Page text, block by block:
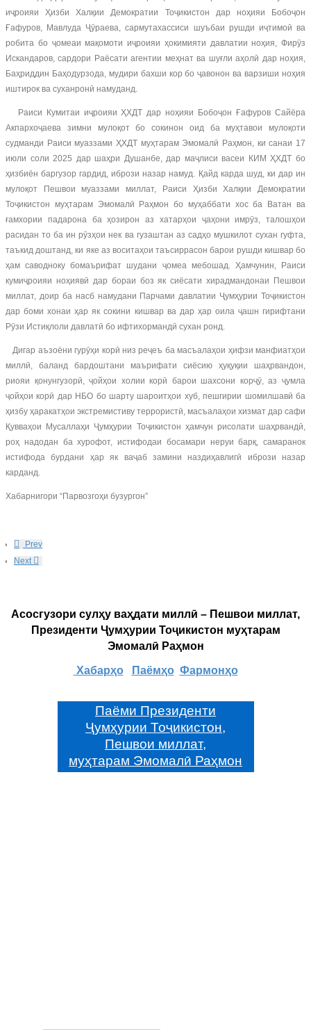
иҷроияи Ҳизби Халқии Демократии Тоҷикистон дар ноҳияи Бобоҷон
Ғафуров, Мавлуда Ҷӯраева, сармутахассиси шуъбаи рушди иҷтимоӣ ва
робита бо ҷомеаи мақомоти иҷроияи ҳокимияти давлатии ноҳия, Фирӯз
Искандаров, сардори Раёсати агентии меҳнат ва шуғли аҳолӣ дар ноҳия,
Баҳриддин Баҳодурзода, мудири бахши кор бо ҷавонон ва варзиши ноҳия
иштирок ва суханронӣ намуданд.
Раиси Кумитаи иҷроияи ҲХДТ дар ноҳияи Бобоҷон Ғафуров Сайёра
Акпархоҷаева зимни мулоқот бо сокинон оид ба муҳтавои мулоқоти
судманди Раиси муаззами ҲХДТ муҳтарам Эмомалӣ Раҳмон, ки санаи 17
июли соли 2025 дар шаҳри Душанбе, дар маҷлиси васеи КИМ ҲХДТ бо
ҳизбиён баргузор гардид, ибрози назар намуд. Қайд карда шуд, ки дар ин
мулоқот Пешвои муаззами миллат, Раиси Ҳизби Халқии Демократии
Тоҷикистон муҳтарам Эмомалӣ Раҳмон бо муҳаббати хос ба Ватан ва
ғамхории падарона ба ҳозирон аз хатарҳои ҷаҳони имрӯз, талошҳои
расидан то ба ин рӯзҳои нек ва гузаштан аз садҳо мушкилот сухан гуфта,
таъкид доштанд, ки яке аз воситаҳои таъсиррасон барои рушди кишвар бо
ҳам саводноку бомаърифат шудани ҷомеа мебошад. Ҳамчунин, Раиси
кумиҷроияи ноҳиявӣ дар бораи боз як сиёсати хирадмандонаи Пешвои
миллат, доир ба насб намудани Парчами давлатии Ҷумҳурии Тоҷикистон
дар боми хонаи ҳар як сокини кишвар ва дар ҳар оила ҷашн гирифтани
Рӯзи Истиқлоли давлатӣ бо ифтихормандӣ сухан ронд.
Дигар аъзоёни гурӯҳи корӣ низ реҷеъ ба масъалаҳои ҳифзи манфиатҳои
миллӣ, баланд бардоштани маърифати сиёсию ҳуқуқии шаҳрвандон,
риояи қонунгузорӣ, ҷойҳои холии корӣ барои шахсони корҷӯ, аз ҷумла
ҷойҳои корӣ дар НБО бо шарту шароитҳои хуб, пешгирии шомилшавӣ ба
ҳизбу ҳаракатҳои экстремистиву террористӣ, масъалаҳои хизмат дар сафи
Қувваҳои Мусаллаҳи Ҷумҳурии Тоҷикистон ҳамчун рисолати шаҳрвандӣ,
роҳ надодан ба хурофот, истифодаи босамари неруи барқ, самаранок
истифода бурдани ҳар як ваҷаб замини наздиҳавлигӣ ибрози назар
карданд.
Хабарнигори “Парвозгоҳи бузургон”
Prev
Next
Асосгузори сулҳу ваҳдати миллӣ – Пешвои миллат,
Президенти Ҷумҳурии Тоҷикистон муҳтарам
Эмомалӣ Раҳмон
Хабарҳо Паёмҳо Фармонҳо
Паёми Президенти
Ҷумҳурии Тоҷикистон,
Пешвои миллат,
муҳтарам Эмомалӣ Раҳмон